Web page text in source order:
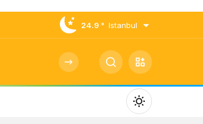
24.9 ° Istanbul
Mod
değiştir